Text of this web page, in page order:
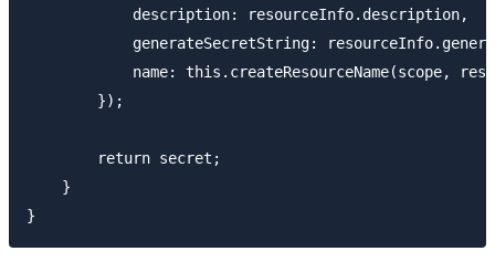
            description: resourceInfo.description,
generateSecretString:
name: this.createResourceName(scope,
        });
        return secret;
    }